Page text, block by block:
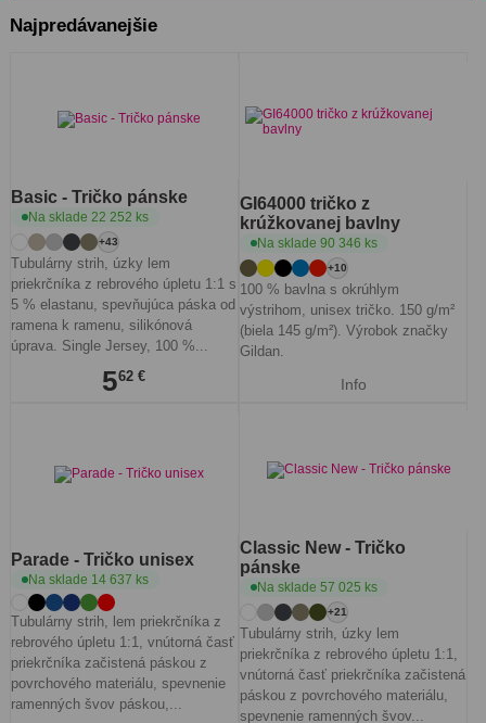
Najpredávanejšie
Basic - Tričko pánske
Na sklade 22 252 ks
+43
Tubulárny strih, úzky lem
priekrčníka z rebrového úpletu 1:1 s
5 % elastanu, spevňujúca páska od
ramena k ramenu, silikónová
úprava. Single Jersey, 100 %...
5 62 €
GI64000 tričko z
krúžkovanej bavlny
Na sklade 90 346 ks
+10
100 % bavlna s okrúhlym
výstrihom, unisex tričko. 150 g/m²
(biela 145 g/m²). Výrobok značky
Gildan.
Info
Parade - Tričko unisex
Na sklade 14 637 ks
Tubulárny strih, lem priekrčníka z
rebrového úpletu 1:1, vnútorná časť
priekrčníka začistená páskou z
povrchového materiálu, spevnenie
ramenných švov páskou,...
Classic New - Tričko
pánske
Na sklade 57 025 ks
+21
Tubulárny strih, úzky lem
priekrčníka z rebrového úpletu 1:1,
vnútorná časť priekrčníka začistená
páskou z povrchového materiálu,
spevnenie ramenných švov...